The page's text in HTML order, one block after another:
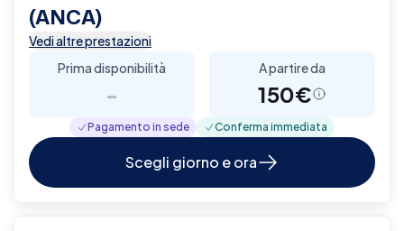
(ANCA)
Vedi altre prestazioni
Prima disponibilità
-
A partire da
150€
Pagamento in sede Conferma immediata
Scegli giorno e ora